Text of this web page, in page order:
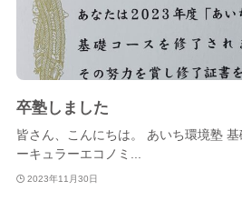
卒塾しました
皆さん、こんにちは。 あいち環境塾
ーキュラーエコノミ...
2023年11月30日